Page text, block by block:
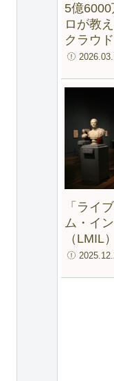
5億
ロが教
クラウ
法【録
「ライ
ム・イ
（LMIL